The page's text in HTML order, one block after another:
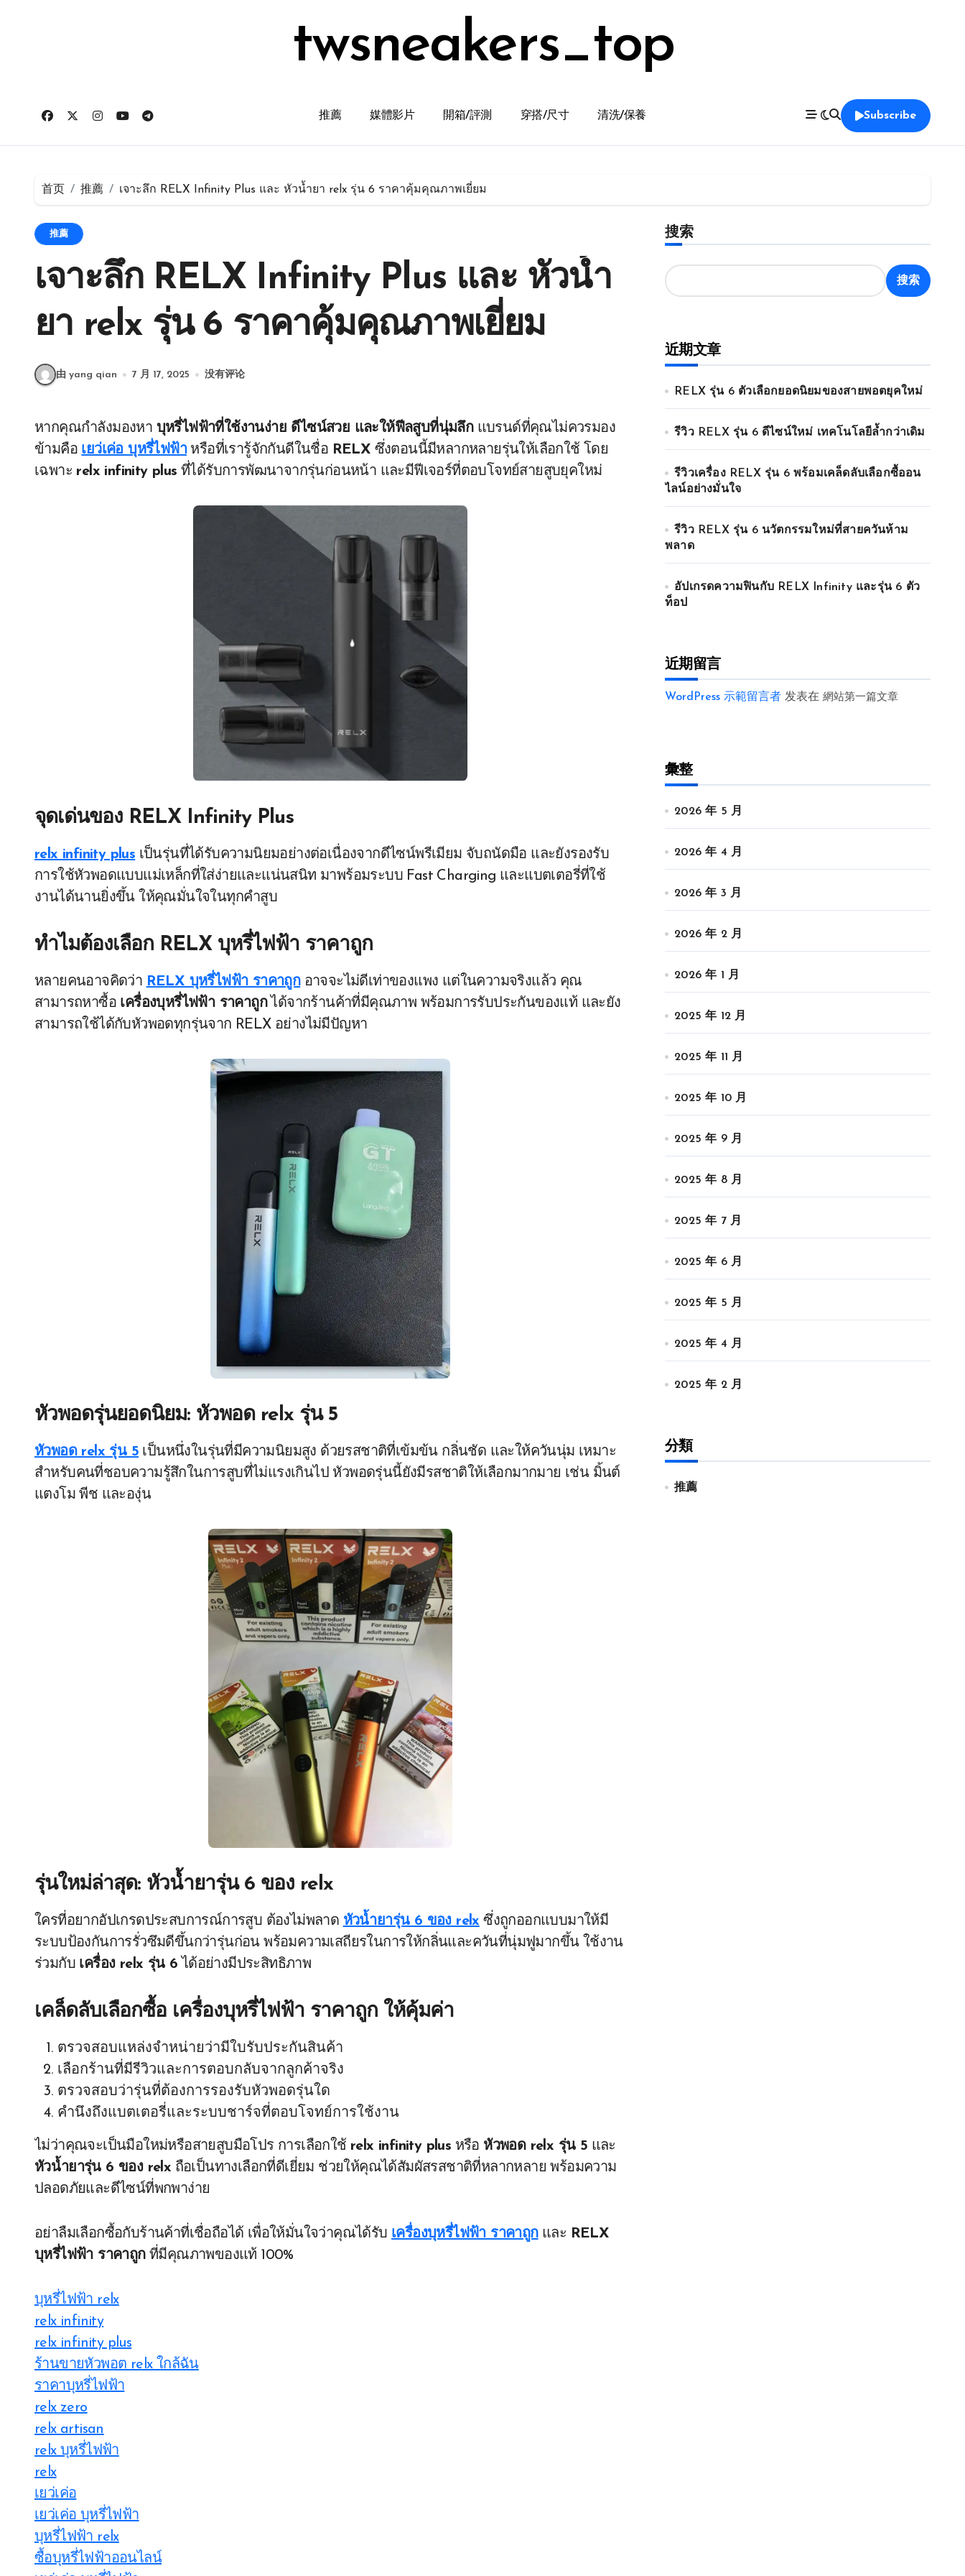
twsneakers_top
推薦 媒體影片 開箱/評測 穿搭/尺寸 清洗/保養 Subscribe
首页 推薦 เจาะลึก RELX Infinity Plus และ หัวน้ำยา relx รุ่น 6 ราคาคุ้มคุณภาพเยี่ยม
推薦
เจาะลึก RELX Infinity Plus และ หัวน้ำ
ยา relx รุ่น 6 ราคาคุ้มคุณภาพเยี่ยม
由 yang qian 7 月 17, 2025 没有评论
หากคุณกำลังมองหา บุหรี่ไฟฟ้าที่ใช้งานง่าย ดีไซน์สวย และให้ฟีลสูบที่นุ่มลึกแบรนด์ที่คุณไม่ควรมอง
ข้ามคือ เยว่เค่อ บุหรี่ไฟฟ้าหรือที่เรารู้จักกันดีในชื่อ RELX ซึ่งตอนนี้มีหลากหลายรุ่นให้เลือกใช้ โดย
เฉพาะ relx infinity plus ที่ได้รับการพัฒนาจากรุ่นก่อนหน้า และมีฟีเจอร์ที่ตอบโจทย์สายสูบยุคใหม่
จุดเด่นของ RELX Infinity Plus
relx infinity plus เป็นรุ่นที่ได้รับความนิยมอย่างต่อเนื่องจากดีไซน์พรีเมียม จับถนัดมือ และยังรองรับ
การใช้หัวพอดแบบแม่เหล็กที่ใส่ง่ายและแน่นสนิท มาพร้อมระบบ Fast Charging และแบตเตอรี่ที่ใช้
งานได้นานยิ่งขึ้น ให้คุณมั่นใจในทุกคำสูบ
ทำไมต้องเลือก RELX บุหรี่ไฟฟ้า ราคาถูก
หลายคนอาจคิดว่า RELX บุหรี่ไฟฟ้า ราคาถูกอาจจะไม่ดีเท่าของแพง แต่ในความจริงแล้ว คุณ
สามารถหาซื้อ เครื่องบุหรี่ไฟฟ้า ราคาถูกได้จากร้านค้าที่มีคุณภาพ พร้อมการรับประกันของแท้ และยัง
สามารถใช้ได้กับหัวพอดทุกรุ่นจาก RELX อย่างไม่มีปัญหา
หัวพอดรุ่นยอดนิยม: หัวพอด relx รุ่น 5
หัวพอด relx รุ่น 5 เป็นหนึ่งในรุ่นที่มีความนิยมสูง ด้วยรสชาติที่เข้มข้น กลิ่นชัด และให้ควันนุ่ม เหมาะ
สำหรับคนที่ชอบความรู้สึกในการสูบที่ไม่แรงเกินไป หัวพอดรุ่นนี้ยังมีรสชาติให้เลือกมากมาย เช่น มิ้นต์
แตงโม พีช และองุ่น
รุ่นใหม่ล่าสุด: หัวน้ำยารุ่น 6 ของ relx
ใครที่อยากอัปเกรดประสบการณ์การสูบ ต้องไม่พลาด หัวน้ำยารุ่น 6 ของ relx ซึ่งถูกออกแบบมาให้มี
ระบบป้องกันการรั่วซึมดีขึ้นกว่ารุ่นก่อน พร้อมความเสถียรในการให้กลิ่นและควันที่นุ่มฟูมากขึ้น ใช้งาน
ร่วมกับ เครื่อง relx รุ่น 6 ได้อย่างมีประสิทธิภาพ
เคล็ดลับเลือกซื้อ เครื่องบุหรี่ไฟฟ้า ราคาถูกให้คุ้มค่า
ตรวจสอบแหล่งจำหน่ายว่ามีใบรับประกันสินค้า
เลือกร้านที่มีรีวิวและการตอบกลับจากลูกค้าจริง
ตรวจสอบว่ารุ่นที่ต้องการรองรับหัวพอดรุ่นใด
คำนึงถึงแบตเตอรี่และระบบชาร์จที่ตอบโจทย์การใช้งาน
ไม่ว่าคุณจะเป็นมือใหม่หรือสายสูบมือโปร การเลือกใช้ relx infinity plus หรือ หัวพอด relx รุ่น 5 และ
หัวน้ำยารุ่น 6 ของ relx ถือเป็นทางเลือกที่ดีเยี่ยม ช่วยให้คุณได้สัมผัสรสชาติที่หลากหลาย พร้อมความ
ปลอดภัยและดีไซน์ที่พกพาง่าย
อย่าลืมเลือกซื้อกับร้านค้าที่เชื่อถือได้ เพื่อให้มั่นใจว่าคุณได้รับ เครื่องบุหรี่ไฟฟ้า ราคาถูกและ RELX
บุหรี่ไฟฟ้า ราคาถูกที่มีคุณภาพของแท้ 100%
บุหรี่ไฟฟ้า relx
relx infinity
relx infinity plus
ร้านขายหัวพอต relx ใกล้ฉัน
ราคาบุหรี่ไฟฟ้า
relx zero
relx artisan
relx บุหรี่ไฟฟ้า
relx
เยว่เค่อ
เยว่เค่อ บุหรี่ไฟฟ้า
บุหรี่ไฟฟ้า relx
ซื้อบุหรี่ไฟฟ้าออนไลน์
搜索
搜索
近期文章
RELX รุ่น 6 ตัวเลือกยอดนิยมของสายพอตยุคใหม่
รีวิว RELX รุ่น 6 ดีไซน์ใหม่ เทคโนโลยีล้ำกว่าเดิม
รีวิวเครื่อง RELX รุ่น 6 พร้อมเคล็ดลับเลือกซื้ออน
ไลน์อย่างมั่นใจ
รีวิว RELX รุ่น 6 นวัตกรรมใหม่ที่สายควันห้าม
พลาด
อัปเกรดความฟินกับ RELX Infinity และรุ่น 6 ตัว
ท็อป
近期留言
WordPress 示範留言者 发表在 網站第一篇文章
彙整
2026 年 5 月
2026 年 4 月
2026 年 3 月
2026 年 2 月
2026 年 1 月
2025 年 12 月
2025 年 11 月
2025 年 10 月
2025 年 9 月
2025 年 8 月
2025 年 7 月
2025 年 6 月
2025 年 5 月
2025 年 4 月
2025 年 2 月
分類
推薦